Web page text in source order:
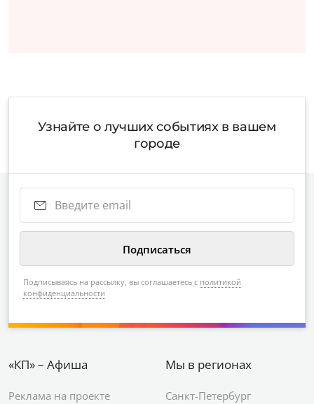
Узнайте о лучших событиях в вашем
городе
Подписываясь на рассылку, вы соглашаетесь с политикой
конфиденциальности
«КП» – Афиша
Реклама на проекте
Мы в регионах
Санкт-Петербург